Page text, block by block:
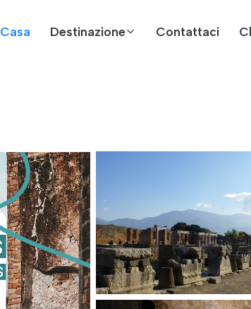
Casa Destinazione Contattaci